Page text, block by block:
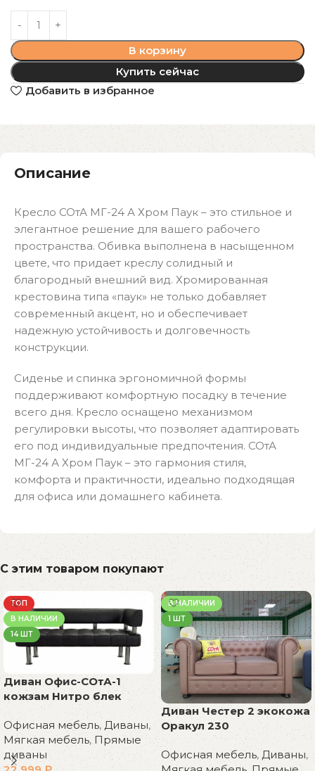
В корзину
Купить сейчас
Добавить в избранное
Описание
Кресло СОтА МГ-24 А Хром Паук – это стильное и
элегантное решение для вашего рабочего
пространства. Обивка выполнена в насыщенном
цвете, что придает креслу солидный и
благородный внешний вид. Хромированная
крестовина типа «паук» не только добавляет
современный акцент, но и обеспечивает
надежную устойчивость и долговечность
конструкции.
Сиденье и спинка эргономичной формы
поддерживают комфортную посадку в течение
всего дня. Кресло оснащено механизмом
регулировки высоты, что позволяет адаптировать
его под индивидуальные предпочтения. СОтА
МГ-24 А Хром Паук – это гармония стиля,
комфорта и практичности, идеально подходящая
для офиса или домашнего кабинета.
С этим товаром покупают
ТОП
В НАЛИЧИИ
14 ШТ
Диван Офис-СОтА-1
кожзам Нитро блек
Офисная мебель, Диваны,
Мягкая мебель, Прямые
диваны
В НАЛИЧИИ
1 ШТ
Диван Честер 2 экокожа
Оракул 230
Офисная мебель, Диваны,